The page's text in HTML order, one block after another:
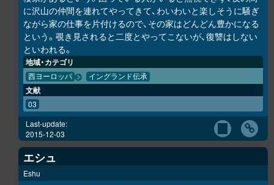
に沢山の仲間を連れてやってきて、わいわいと楽しそうに騒ぎ
ながら家の仕事を片付けるので、その家はどんどん豊かになる
という。覗き見されると二度とやってこないが、復讐はしない
といわれる。
地域・カテゴリ
西ヨーロッパ イングランド伝承
文献
03
Last-update:
2015-12-03
エシュ
Eshu